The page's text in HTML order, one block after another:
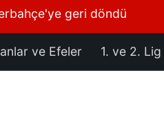
Sultanları'nı Ağırladı
ve Efeler 1. ve 2. Lig